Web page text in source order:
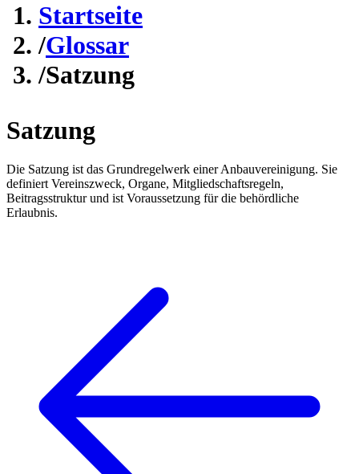
Startseite
/Glossar
/Satzung
Satzung
Die Satzung ist das Grundregelwerk einer Anbauvereinigung. Sie
definiert Vereinszweck, Organe, Mitgliedschaftsregeln,
Beitragsstruktur und ist Voraussetzung für die behördliche
Erlaubnis.